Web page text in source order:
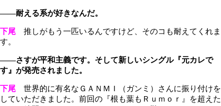
――耐える系が好きなんだ。
下尾 推しがもう一匹いるんですけど、そのコも耐えてくれま
す。
――さすが平和主義です。そして新しいシングル『元カレで
す』が発売されました。
下尾 世界的に有名なＧＡＮＭＩ（ガンミ）さんに振り付けを
していただきました。前回の『根も葉もＲｕｍｏｒ』を超えた